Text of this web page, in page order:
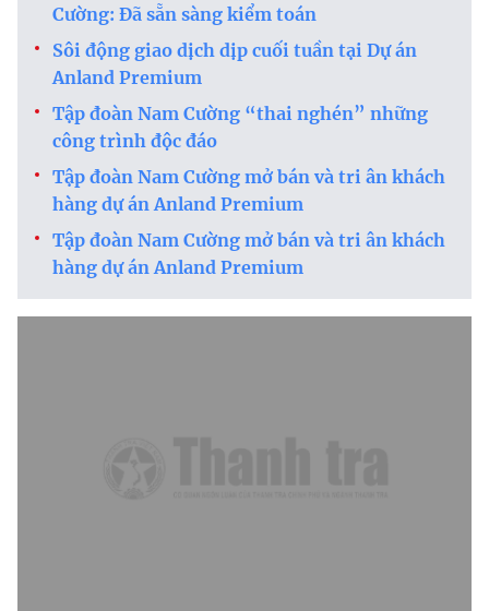
Cường: Đã sẵn sàng kiểm toán
Sôi động giao dịch dịp cuối tuần tại Dự án
Anland Premium
Tập đoàn Nam Cường “thai nghén” những
công trình độc đáo
Tập đoàn Nam Cường mở bán và tri ân khách
hàng dự án Anland Premium
Tập đoàn Nam Cường mở bán và tri ân khách
hàng dự án Anland Premium